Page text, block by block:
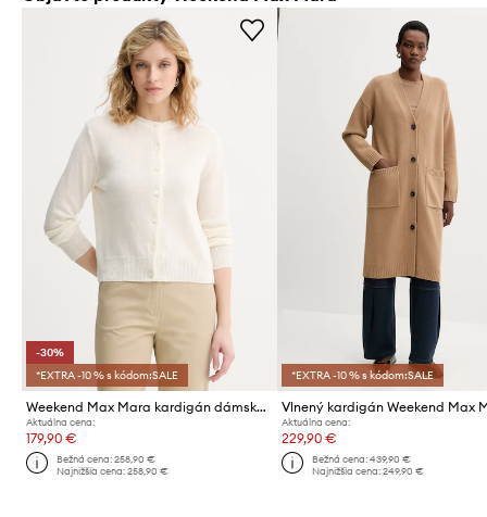
-30%
*EXTRA -10 % s kódom:SALE
Weekend Max Mara kardigán dámsky ľanový BADIA
Aktuálna cena:
179,90 €
Bežná cena:258,90 €
Najnižšia cena:258,90 €
*EXTRA -10 % s kódom:SALE
Aktuálna cena:
229,90 €
Bežná cena: 439,90 €
Najnižšia cena: 249,90 €